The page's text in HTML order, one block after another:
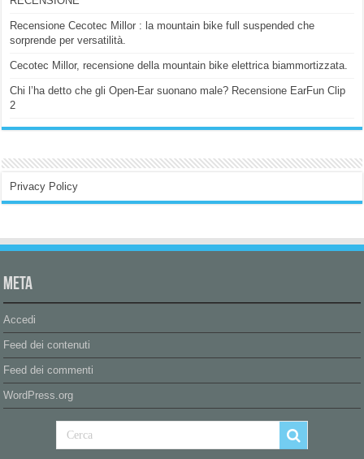
Recensione Cecotec Millor : la mountain bike full suspended che
sorprende per versatilità.
Cecotec Millor, recensione della mountain bike elettrica biammortizzata.
Chi l’ha detto che gli Open-Ear suonano male? Recensione EarFun Clip
2
Privacy Policy
Meta
Accedi
Feed dei contenuti
Feed dei commenti
WordPress.org